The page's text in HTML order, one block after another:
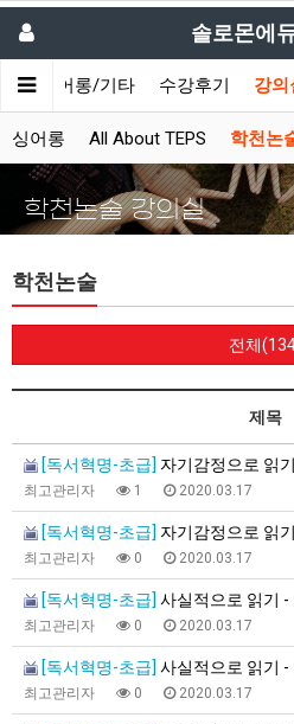
솔로몬에
싱어롱/기타 수강후기 강의
싱어롱 All About TEPS 학천논
학천논술 강의실
학천논술
전체
제목
[독서혁명-초급] 자기감정으로 읽
최고관리자 1 2020.03.17
[독서혁명-초급] 자기감정으로 읽
최고관리자 0 2020.03.17
[독서혁명-초급] 사실적으로 읽기
최고관리자 0 2020.03.17
[독서혁명-초급] 사실적으로 읽기
최고관리자 0 2020.03.17